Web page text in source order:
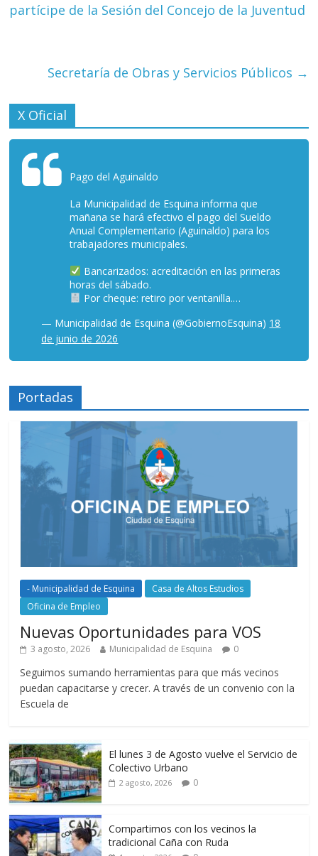
partícipe de la Sesión del Concejo de la Juventud
Secretaría de Obras y Servicios Públicos →
X Oficial
Pago del Aguinaldo
La Municipalidad de Esquina informa que
mañana se hará efectivo el pago del Sueldo
Anual Complementario (Aguinaldo) para los
trabajadores municipales.
Bancarizados: acreditación en las primeras
horas del sábado.
Por cheque: retiro por ventanilla.…
— Municipalidad de Esquina (@GobiernoEsquina) 18
de junio de 2026
Portadas
- Municipalidad de Esquina
Casa de Altos Estudios
Oficina de Empleo
Nuevas Oportunidades para VOS
3 agosto, 2026 Municipalidad de Esquina 0
Seguimos sumando herramientas para que más vecinos
puedan capacitarse y crecer. A través de un convenio con la
Escuela de
El lunes 3 de Agosto vuelve el Servicio de
Colectivo Urbano
2 agosto, 2026 0
Compartimos con los vecinos la
tradicional Caña con Ruda